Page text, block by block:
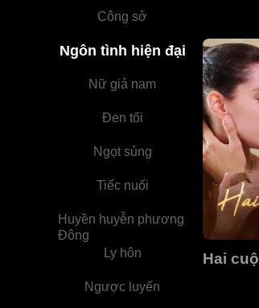
Công sở
Ngôn tình hiện đại
Nữ giả nam
Đen tối
Ngọt sủng
Tiếc nuối
Huyền huyễn phương
Đông
Ly hôn
Ngược luyến
Hai